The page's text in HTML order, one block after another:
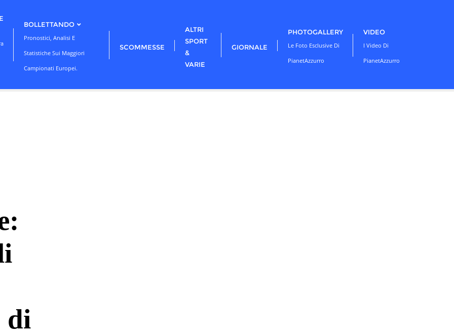
BOLLETTANDO
Pronostici, Analisi E
Statistiche Sui Maggiori
Campionati Europei.
SCOMMESSE
ALTRI
SPORT
&
VARIE
GIORNALE
PHOTOGALLERY
Le Foto Esclusive Di
PianetAzzurro
VIDEO
I Video Di
PianetAzzurro
di